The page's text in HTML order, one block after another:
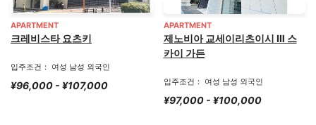
APARTMENT
크레비스타 요츠키
입주조건： 여성 남성 외국인
¥96,000 - ¥107,000
APARTMENT
제노비아 교세이리츠이시 Ⅲ 스
카이 가든
입주조건： 여성 남성 외국인
¥97,000 - ¥100,000